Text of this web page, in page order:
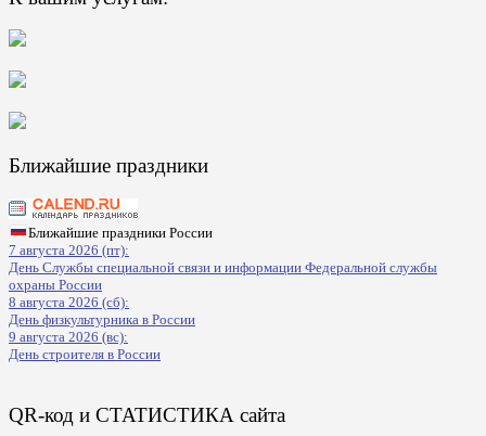
Ближайшие праздники
Ближайшие праздники России
7 августа 2026 (пт):
День Службы специальной связи и информации Федеральной службы
охраны России
8 августа 2026 (сб):
День физкультурника в России
9 августа 2026 (вс):
День строителя в России
QR-код и СТАТИСТИКА сайта